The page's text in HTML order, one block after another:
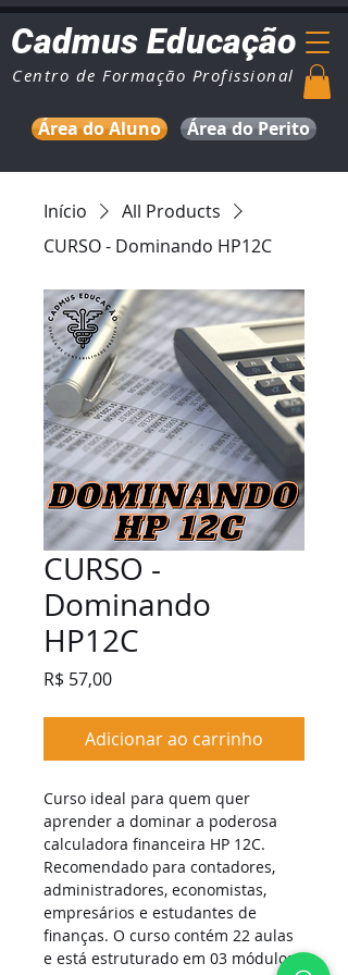
Centro de Formação Profissional
Cadmus Educação
Área do Aluno Área do Perito
Início
All Products
CURSO - Dominando HP12C
CURSO -
Dominando
HP12C
R$ 57,00Preço
Adicionar ao carrinho
Curso ideal para quem quer
aprender a dominar a poderosa
calculadora financeira HP 12C.
Recomendado para contadores,
administradores, economistas,
empresários e estudantes de
finanças. O curso contém 22 aulas
e está estruturado em 03 módulos: